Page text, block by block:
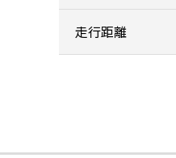
走行距離